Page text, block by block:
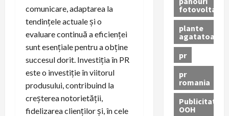
comunicare, adaptarea la
tendințele actuale și o
evaluare continuă a eficienței
sunt esențiale pentru a obține
succesul dorit. Investiția în PR
este o investiție în viitorul
produsului, contribuind la
creșterea notorietății,
fidelizarea clienților și, în cele
fotovoltaice
plante
agatatoare
pr
pr
romania
Publicitate
OOH